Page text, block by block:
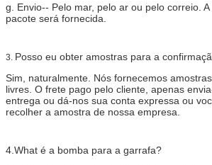
g. Envio-- Pelo mar, pelo ar ou pelo correio.
pacote será fornecida.
3. Posso eu obter amostras para a
Sim, naturalmente. Nós fornecemos
livres. O frete pago pelo cliente, apenas
entrega ou dá-nos sua conta expressa ou
recolher a amostra de nossa empresa.
4.What é a bomba para a garrafa?